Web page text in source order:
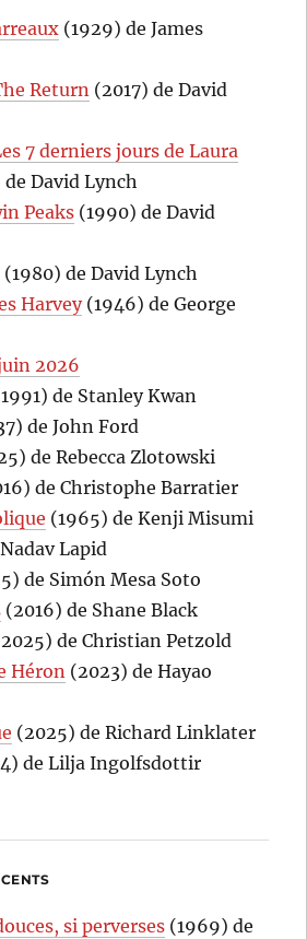
(1929) de James
Return (2017) de David
7 derniers jours de Laura
David Lynch
Peaks (1990) de David
(1980) de David Lynch
Harvey(1946) de George
2026
de Stanley Kwan
de John Ford
de Rebecca Zlotowski
de Christophe Barratier
(1965) de Kenji Misumi
Lapid
de Simón Mesa Soto
(2016) de Shane Black
de Christian Petzold
Héron (2023) de Hayao
(2025) de Richard Linklater
de Lilja Ingolfsdottir
si perverses (1969) de